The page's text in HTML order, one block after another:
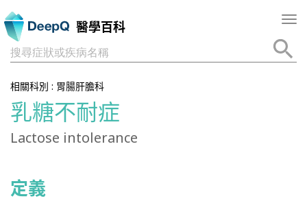
醫學百科
搜尋症狀或疾病名稱
相關科別 : 胃腸肝膽科
乳糖不耐症
Lactose intolerance
定義